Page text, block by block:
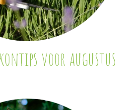
voor augustus